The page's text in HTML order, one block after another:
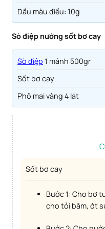
Dầu màu điều: 10g
Sò điệp nướng sốt bơ cay
Sò điệp 1 mảnh 500gr
Sốt bơ cay
Phô mai vàng 4 lát
Sốt bơ cay
Bước 1: Cho bơ tường an vào chảo, nấu tan bơ
cho tỏi băm, ớt